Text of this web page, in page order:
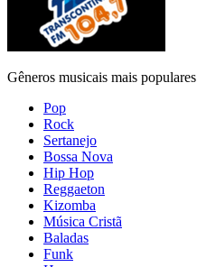
Gêneros musicais mais populares
Pop
Rock
Sertanejo
Bossa Nova
Hip Hop
Reggaeton
Kizomba
Música Cristã
Baladas
Funk